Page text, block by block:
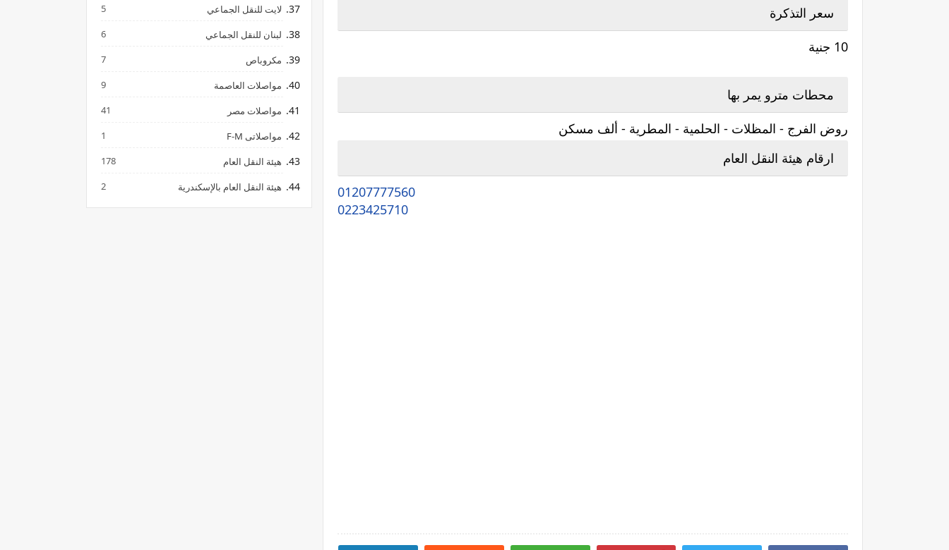
سعر التذكرة
10 جنية
محطات مترو يمر بها
روض الفرج - المظلات - الحلمية - المطرية - ألف مسكن
ارقام هيئة النقل العام
01207777560
0223425710
لايت للنقل الجماعي 5
لبنان للنقل الجماعي 6
مكروباص 7
مواصلات العاصمة 9
مواصلات مصر 41
مواصلاتى F-M 1
هيئة النقل العام 178
هيئة النقل العام بالإسكندرية 2